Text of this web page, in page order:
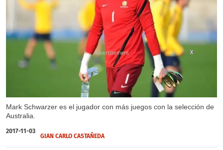
Mark Schwarzer es el jugador con más juegos con la selección de
Australia.
X
2017-11-03
GIAN CARLO CASTAÑEDA